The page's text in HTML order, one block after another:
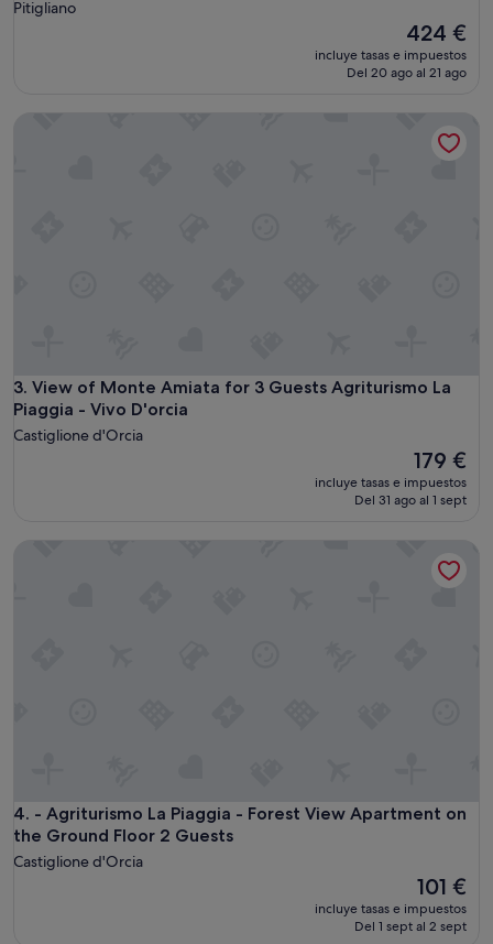
Pitigliano
El
precio
actual
424 €
incluye tasas e impuestos
Del 20 ago al 21 ago
3. View of Monte Amiata for 3 Guests Agriturismo La
Piaggia - Vivo D'orcia
View of Monte Amiata for 3 Guests Agriturismo La Piaggia
Castiglione d'Orcia
El
precio
actual
179 €
incluye tasas e impuestos
Del 31 ago al 1 sept
View of Monte Amiata for 3 Guests Agriturismo La Piaggia
4. - Agriturismo La Piaggia - Forest View Apartment on
the Ground Floor 2 Guests
- Agriturismo La Piaggia - Forest View Apartment on the
Castiglione d'Orcia
El
precio
actual
101 €
incluye tasas e impuestos
Del 1 sept al 2 sept
- Agriturismo La Piaggia - Forest View Apartment on the